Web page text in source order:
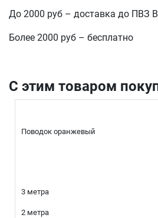
До 2000 руб – доставка до ПВЗ
Более 2000 руб – бесплатно
С этим товаром
Поводок оранжевый
3 метра
2 метра